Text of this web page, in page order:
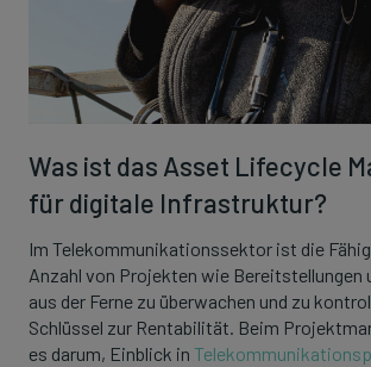
Was ist das Asset Lifecycle
für digitale Infrastruktur?
Im Telekommunikationssektor ist die
Anzahl von Projekten wie Bereitstellungen
aus der Ferne zu überwachen und zu
Schlüssel zur Rentabilität. Beim
es darum, Einblick in